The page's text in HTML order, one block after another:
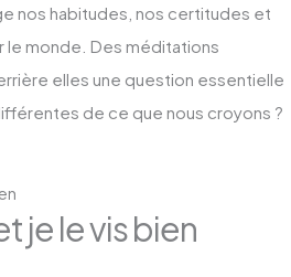
nos habitudes, nos certitudes et
monde. Des méditations
elles une question essentielle
de ce que nous croyons ?
je le vis bien